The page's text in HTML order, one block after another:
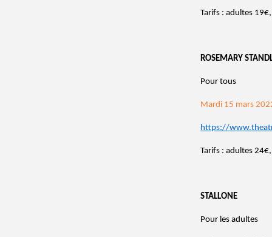
Tarifs : adultes
ROSEMARY
Pour tous
Mardi 15 mars
https://
Tarifs : adultes
STALLONE
Pour les adultes